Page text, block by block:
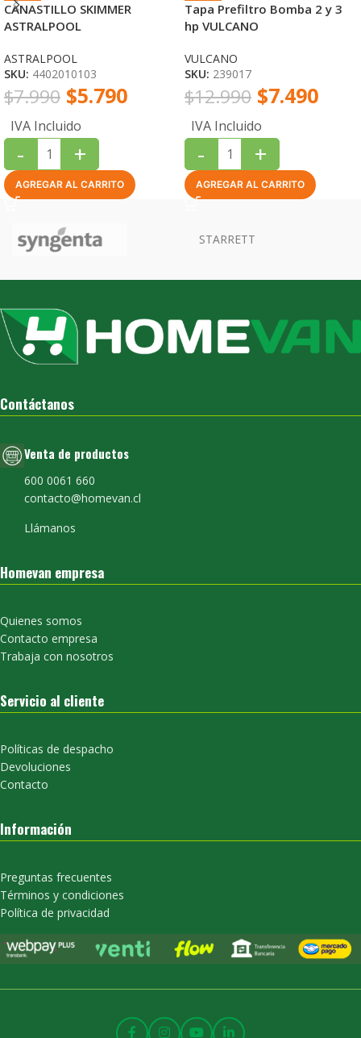
CANASTILLO SKIMMER
ASTRALPOOL
ASTRALPOOL
SKU: 4402010103
$7.990 $5.790
IVA Incluido
- +
AGREGAR AL CARRITO
Tapa Prefiltro Bomba 2 y 3
hp VULCANO
VULCANO
SKU: 239017
$12.990 $7.490
IVA Incluido
- +
AGREGAR AL CARRITO
Contáctanos
Venta de productos
600 0061 660
contacto@homevan.cl
Llámanos
Homevan empresa
Quienes somos
Contacto empresa
Trabaja con nosotros
Servicio al cliente
Políticas de despacho
Devoluciones
Contacto
Información
Preguntas frecuentes
Términos y condiciones
Política de privacidad